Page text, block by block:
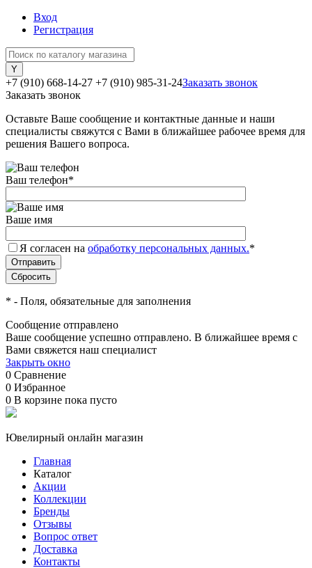
Вход
Регистрация
+7 (910) 668-14-27 +7 (910) 985-31-24Заказать звонок
Заказать звонок
Оставьте Ваше сообщение и контактные данные и наши
специалисты свяжутся с Вами в ближайшее рабочее время для
решения Вашего вопроса.
Ваш телефон*
Ваше имя
Я согласен на обработку персональных данных.*
* - Поля, обязательные для заполнения
Сообщение отправлено
Ваше сообщение успешно отправлено. В ближайшее время с
Вами свяжется наш специалист
Закрыть окно
0 Сравнение
0 Избранное
0 В корзине пока пусто
Ювелирный онлайн магазин
Главная
Каталог
Акции
Коллекции
Бренды
Отзывы
Вопрос ответ
Доставка
Контакты